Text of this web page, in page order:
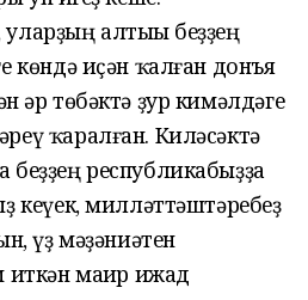
алтыһы беҙҙең
көндә иҫән ҡалған донъя
һәр төбәктә ҙур кимәлдәге
ҡаралған. Киләсәктә
республикабыҙҙа
кеүек, милләттәштәребеҙ
үҙ мәҙәниәтен
иткән маһир ижад